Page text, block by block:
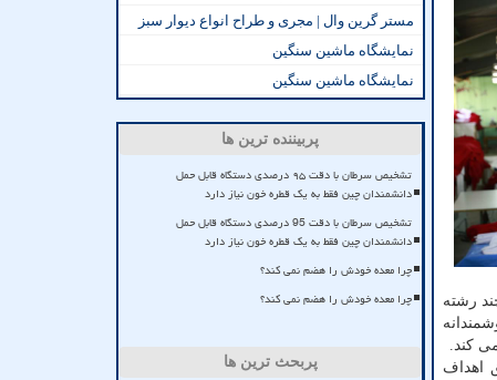
رشته
کند.
اهداف
مستر گرین وال | مجری و طراح انواع دیوار سبز
نمایشگاه ماشین سنگین
نمایشگاه ماشین سنگین
پربیننده ترین ها
تشخیص سرطان با دقت ۹۵ درصدی دستگاه قابل حمل
دانشمندان چین فقط به یک قطره خون نیاز دارد
تشخیص سرطان با دقت 95 درصدی دستگاه قابل حمل
دانشمندان چین فقط به یک قطره خون نیاز دارد
چرا معده خودش را هضم نمی کند؟
چرا معده خودش را هضم نمی کند؟
پربحث ترین ها